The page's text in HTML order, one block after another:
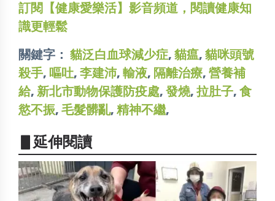
訂閱【健康愛樂活】影音頻道，閱讀健康知
識更輕鬆
關鍵字： 貓泛白血球減少症, 貓瘟, 貓咪頭號
殺手, 嘔吐, 李建沛, 輸液, 隔離治療, 營養補
給, 新北市動物保護防疫處, 發燒, 拉肚子, 食
慾不振, 毛髮髒亂, 精神不繼,
▋延伸閱讀